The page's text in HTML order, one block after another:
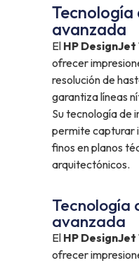
Tecnología
avanzada
El HP
ofrecer
resolución de
garantiza líneas
Su tecnología de
permite capturar
finos en planos
arquitectónicos.
Tecnología
avanzada
El HP
ofrecer